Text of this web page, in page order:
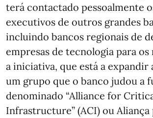
terá contactado pessoalmente
executivos de outros grandes
incluindo bancos regionais de
empresas de tecnologia para
a iniciativa, que está a expandir
um grupo que o banco judou a
denominado “Alliance for
Infrastructure” (ACI) ou Aliança